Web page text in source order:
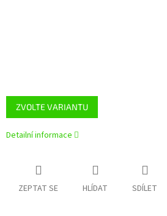
ZVOLTE VARIANTU
Detailní informace
ZEPTAT SE HLÍDAT SDÍLET